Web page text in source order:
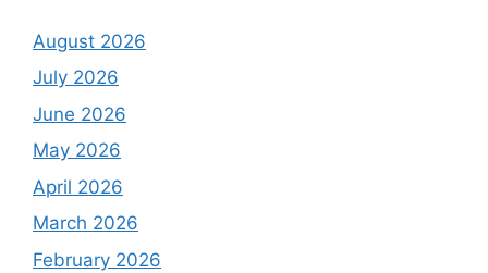
August 2026
July 2026
June 2026
May 2026
April 2026
March 2026
February 2026